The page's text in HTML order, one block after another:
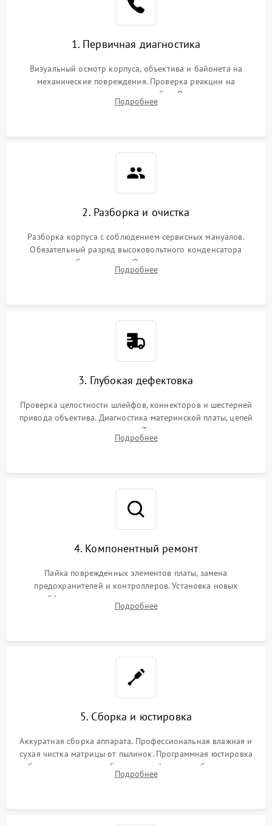
1. Первичная диагностика
Визуальный осмотр корпуса, объектива и байонета на
механические повреждения. Проверка реакции на
включение, считывание кодов ошибок. Оценка состояния
матрицы и затвора, проверка работы автофокуса и вспышки.
Подробнее
2. Разборка и очистка
Разборка корпуса с соблюдением сервисных мануалов.
Обязательный разряд высоковольтного конденсатора
вспышки для безопасности. Очистка внутренних узлов от
пыли, песка и следов влаги с помощью спецсредств.
Подробнее
3. Глубокая дефектовка
Проверка целостности шлейфов, коннекторов и шестерней
привода объектива. Диагностика материнской платы, цепей
питания и картоприемника. Тестирование механизма
затвора и блока внутрикамерной стабилизации.
Подробнее
4. Компонентный ремонт
Пайка поврежденных элементов платы, замена
предохранителей и контроллеров. Установка новых
шлейфов, дисплея, механизма затвора или двигателя
автофокуса. Восстановление геометрии тубуса объектива
Подробнее
5. Сборка и юстировка
Аккуратная сборка аппарата. Профессиональная влажная и
сухая чистка матрицы от пылинок. Программная юстировка
рабочего отрезка, калибровка автофокуса, стабилизатора и
экспозамера с помощью сервисного ПО.
Подробнее